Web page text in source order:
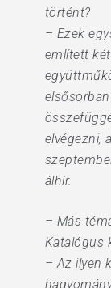
történt?
– Ezek
említett
elvégezni,
álhír.
– Más
Katalógus
– Az ilyen